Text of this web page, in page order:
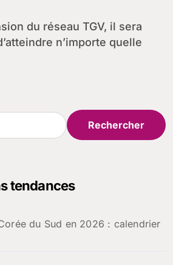
n’importe quelle
tendances
du Sud en 2026 : calendrier